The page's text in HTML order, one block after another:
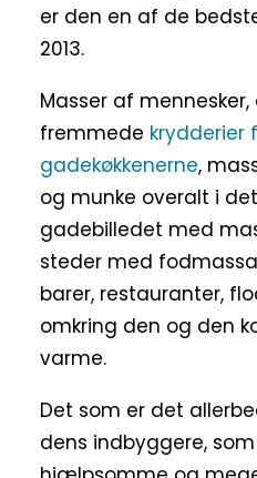
er den en af de
2013.
Masser af
fremmede krydderier
gadekøkkenerne,
og munke overalt i
gadebilledet med
steder med
barer, restauranter,
omkring den og den
varme.
Det som er det
dens indbyggere,